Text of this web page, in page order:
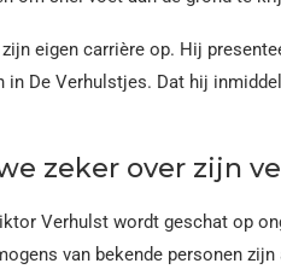
eigen carrière op. Hij
in De Verhulstjes. Dat hij
zeker over zijn
Verhulst wordt geschat op
van bekende personen